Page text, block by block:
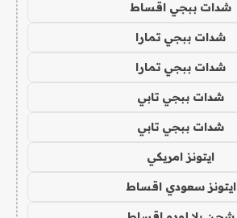
شدات ببجي اقساط
شدات ببجي تمارا
شدات ببجي تمارا
شدات ببجي تابي
شدات ببجي تابي
ايتونز امريكي
ايتونز سعودي اقساط